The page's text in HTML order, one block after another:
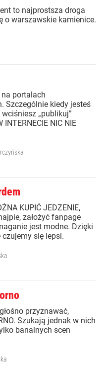
to najprostsza droga
o warszawskie kamienice.
portalach
Szczególnie kiedy jesteś
„publikuj”
NIC NIE
KUPIĆ JEDZENIE,
założyć fanpage
jest modne. Dzięki
się lepsi.
przyznawać,
Szukają jednak w nich
banalnych scen